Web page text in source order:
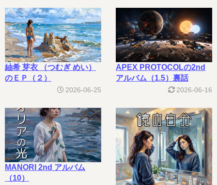
紬希 芽衣 （つむぎ めい）
のＥＰ（２）
2026-06-25
APEX PROTOCOLの2nd
アルバム（1.5）裏話
2026-06-16
MANORI 2nd アルバム
（10）